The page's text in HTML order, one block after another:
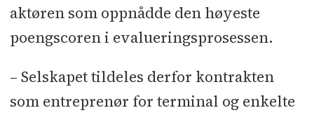
aktøren som oppnådde den høyeste
poengscoren i evalueringsprosessen.
– Selskapet tildeles derfor kontrakten
som entreprenør for terminal og enkelte